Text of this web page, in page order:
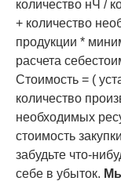
количество нЧ /
+ количество
продукции *
расчета
Стоимость = (
количество
необходимых
стоимость
забудьте что-
себе в убыток.